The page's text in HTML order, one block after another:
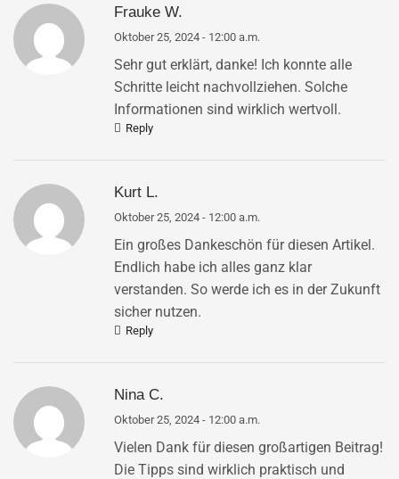
Frauke W.
Oktober 25, 2024 - 12:00 a.m.
Sehr gut erklärt, danke! Ich konnte alle
Schritte leicht nachvollziehen. Solche
Informationen sind wirklich wertvoll.
Reply
Kurt L.
Oktober 25, 2024 - 12:00 a.m.
Ein großes Dankeschön für diesen Artikel.
Endlich habe ich alles ganz klar
verstanden. So werde ich es in der Zukunft
sicher nutzen.
Reply
Nina C.
Oktober 25, 2024 - 12:00 a.m.
Vielen Dank für diesen großartigen Beitrag!
Die Tipps sind wirklich praktisch und